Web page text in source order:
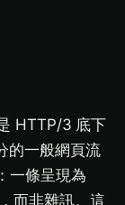
HTTP/3 底下
的一般網頁流
一條呈現為
而非雜訊。這